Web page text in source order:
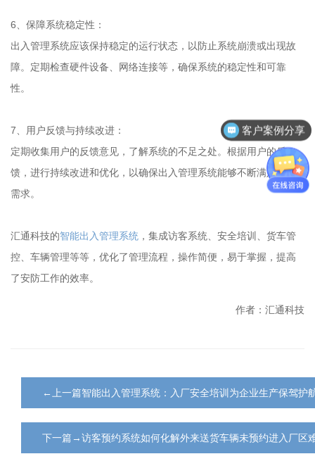
6、保障系统稳定性：
出入管理系统应该保持稳定的运行状态，以防止系统崩溃或出现故
障。定期检查硬件设备、网络连接等，确保系统的稳定性和可靠
性。
7、用户反馈与持续改进：
定期收集用户的反馈意见，了解系统的不足之处。根据用户的反
馈，进行持续改进和优化，以确保出入管理系统能够不断满足用户
需求。
汇通科技的智能出入管理系统 ，集成访客系统、安全培训、货车管
控、车辆管理等等，优化了管理流程，操作简便，易于掌握，提高
了安防工作的效率。
作者：汇通科技
←上一篇智能出入管理系统：入厂安全培训为企业生产保驾护
下一篇→访客预约系统如何化解外来送货车辆未预约进入厂区
客户案例分享